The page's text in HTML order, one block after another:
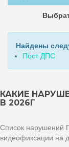
Найдены
Пост ДПС
КАКИЕ
В 2026Г
Список нарушений
видеофиксации на